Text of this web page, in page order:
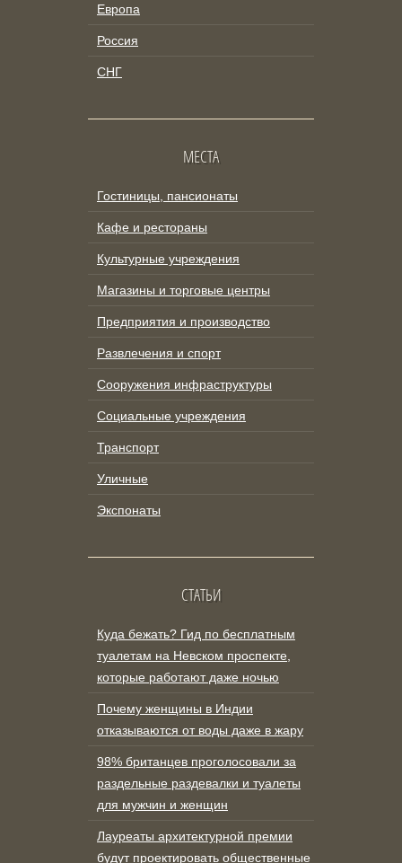
Европа
Россия
СНГ
МЕСТА
Гостиницы, пансионаты
Кафе и рестораны
Культурные учреждения
Магазины и торговые центры
Предприятия и производство
Развлечения и спорт
Сооружения инфраструктуры
Социальные учреждения
Транспорт
Уличные
Экспонаты
СТАТЬИ
Куда бежать? Гид по бесплатным
туалетам на Невском проспекте,
которые работают даже ночью
Почему женщины в Индии
отказываются от воды даже в жару
98% британцев проголосовали за
раздельные раздевалки и туалеты
для мужчин и женщин
Лауреаты архитектурной премии
будут проектировать общественные